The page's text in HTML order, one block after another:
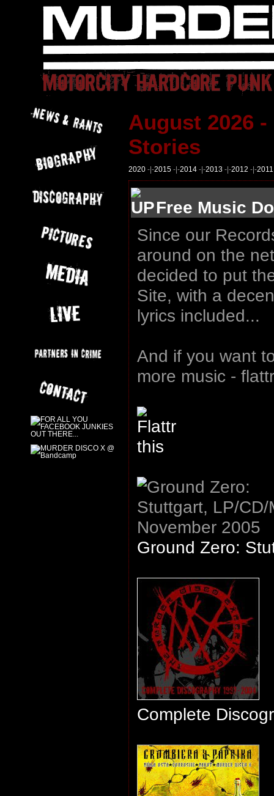
August 2026 -
Stories
2020 -|-2015 -|-2014 -|-2013 -|-2012 -|-2011
Free Music
Since our
around on the
decided to put
Site, with a
lyrics included...
And if you want
more music -
Ground Zero:
Complete